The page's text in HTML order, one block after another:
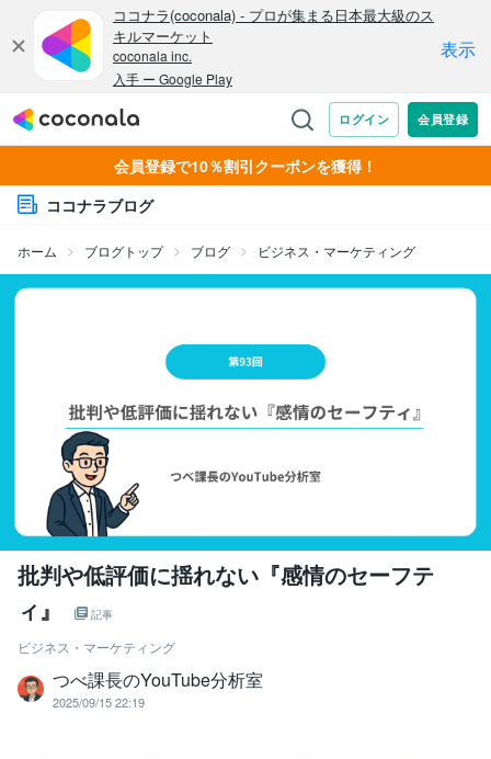
会員登録で10％割引クーポンを獲得！
ココナラブログ
ホーム ブログトップ ブログ ビジネス・マーケティング
批判や低評価に揺れない『感情のセーフテ
ィ』
記事
ビジネス・マーケティング
つべ課長のYouTube分析室
2025/09/15 22:19